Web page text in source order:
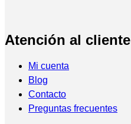
Atención al cliente
Mi cuenta
Blog
Contacto
Preguntas frecuentes